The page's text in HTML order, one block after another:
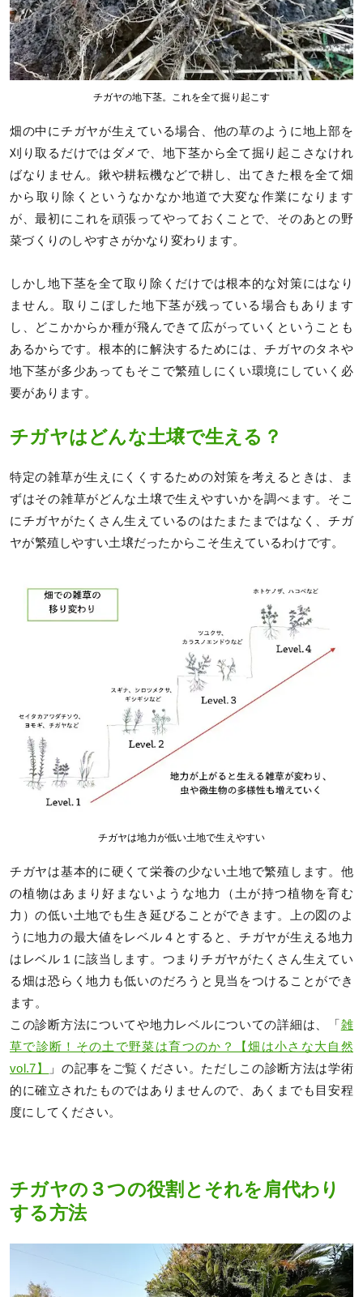
チガヤの地下茎。これを全て掘り起こす
畑の中にチガヤが生えている場合、他の草のように地上部を
刈り取るだけではダメで、地下茎から全て掘り起こさなけれ
ばなりません。鍬や耕耘機などで耕し、出てきた根を全て畑
から取り除くというなかなか地道で大変な作業になります
が、最初にこれを頑張ってやっておくことで、そのあとの野
菜づくりのしやすさがかなり変わります。
しかし地下茎を全て取り除くだけでは根本的な対策にはなり
ません。取りこぼした地下茎が残っている場合もあります
し、どこかからか種が飛んできて広がっていくということも
あるからです。根本的に解決するためには、チガヤのタネや
地下茎が多少あってもそこで繁殖しにくい環境にしていく必
要があります。
チガヤはどんな土壌で生える？
特定の雑草が生えにくくするための対策を考えるときは、ま
ずはその雑草がどんな土壌で生えやすいかを調べます。そこ
にチガヤがたくさん生えているのはたまたまではなく、チガ
ヤが繁殖しやすい土壌だったからこそ生えているわけです。
チガヤは地力が低い土地で生えやすい
チガヤは基本的に硬くて栄養の少ない土地で繁殖します。他
の植物はあまり好まないような地力（土が持つ植物を育む
力）の低い土地でも生き延びることができます。上の図のよ
うに地力の最大値をレベル４とすると、チガヤが生える地力
はレベル１に該当します。つまりチガヤがたくさん生えてい
る畑は恐らく地力も低いのだろうと見当をつけることができ
ます。
この診断方法についてや地力レベルについての詳細は、「 雑
草で診断！その土で野菜は育つのか？【畑は小さな大自然
vol.7】
」の記事をご覧ください。ただしこの診断方法は学術
的に確立されたものではありませんので、あくまでも目安程
度にしてください。
チガヤの３つの役割とそれを肩代わり
する方法